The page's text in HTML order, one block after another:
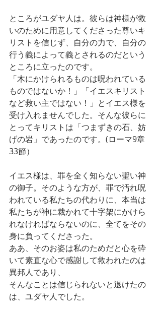
ところがユダヤ人は。彼らは神様が救
いのために用意してくださった尊いキ
リストを信じず、自分の力で、自分の
行う義によって義とされるのだという
ところに立ったのです。
「木にかけられるものは呪われている
ものではないか！」「イエスキリスト
など救い主ではない！」とイエス様を
受け入れませんでした。そんな彼らに
とってキリストは「つまずきの石、妨
げの岩」であったのです。(ローマ9章
33節）
イエス様は、罪を全く知らない聖い神
の御子。そのような方が、罪で汚れ呪
われている私たちの代わりに、本当は
私たちが神に裁かれて十字架にかけら
れなければならないのに、全てをその
身に負ってくださった。
ああ、そのお姿は私のためだと心を砕
いて素直な心で感謝して救われたのは
異邦人であり、
そんなことは信じられないと退けたの
は、ユダヤ人でした。